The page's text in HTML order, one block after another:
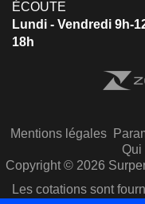
ÉCOUTE
Lundi - Vendredi 9h-
18h
Mentions légales
Qui
Copyright © 2026
Les cotations sont